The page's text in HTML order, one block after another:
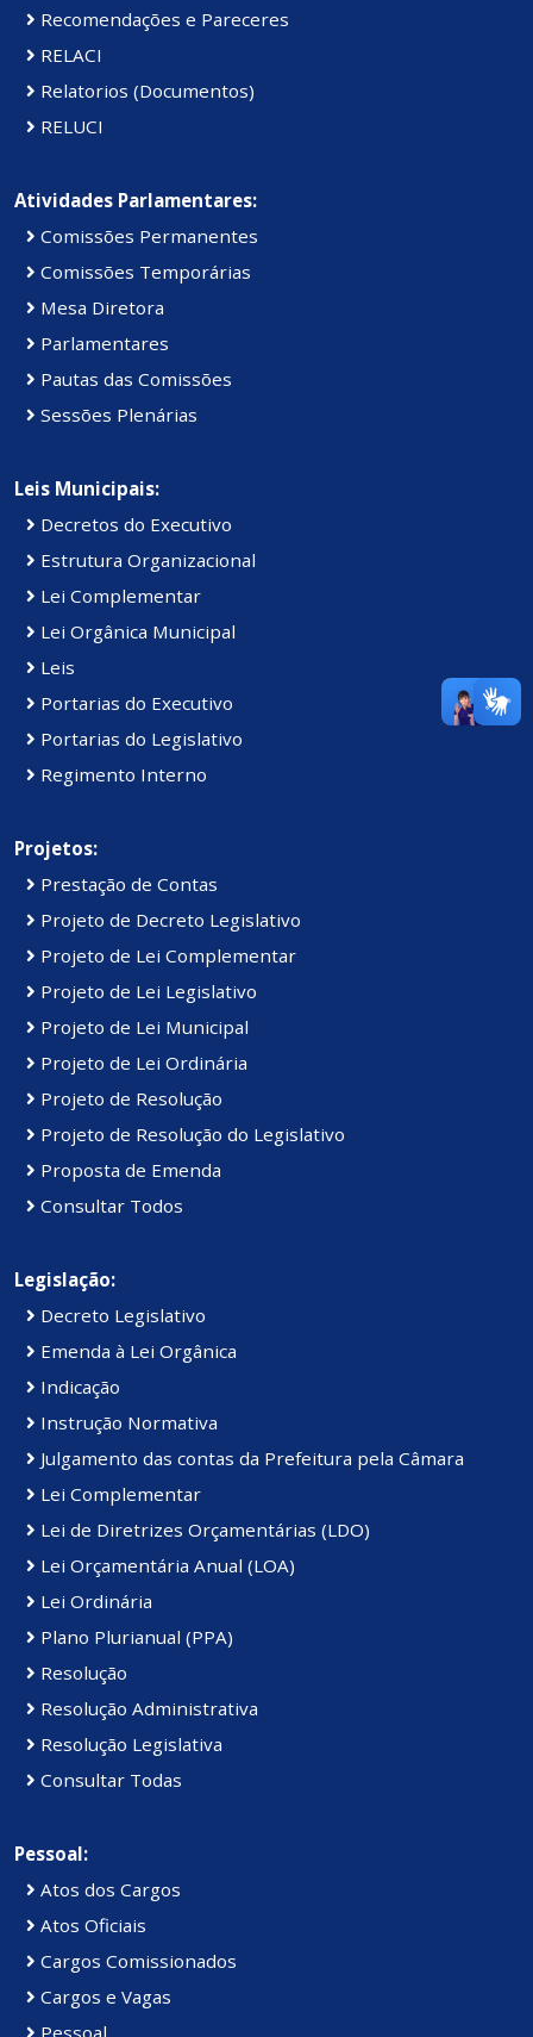
Recomendações e Pareceres
RELACI
Relatorios (Documentos)
RELUCI
Atividades Parlamentares:
Comissões Permanentes
Comissões Temporárias
Mesa Diretora
Parlamentares
Pautas das Comissões
Sessões Plenárias
Leis Municipais:
Decretos do Executivo
Estrutura Organizacional
Lei Complementar
Lei Orgânica Municipal
Leis
Portarias do Executivo
Portarias do Legislativo
Regimento Interno
Projetos:
Prestação de Contas
Projeto de Decreto Legislativo
Projeto de Lei Complementar
Projeto de Lei Legislativo
Projeto de Lei Municipal
Projeto de Lei Ordinária
Projeto de Resolução
Projeto de Resolução do Legislativo
Proposta de Emenda
Consultar Todos
Legislação:
Decreto Legislativo
Emenda à Lei Orgânica
Indicação
Instrução Normativa
Julgamento das contas da Prefeitura pela Câmara
Lei Complementar
Lei de Diretrizes Orçamentárias (LDO)
Lei Orçamentária Anual (LOA)
Lei Ordinária
Plano Plurianual (PPA)
Resolução
Resolução Administrativa
Resolução Legislativa
Consultar Todas
Pessoal:
Atos dos Cargos
Atos Oficiais
Cargos Comissionados
Cargos e Vagas
Pessoal